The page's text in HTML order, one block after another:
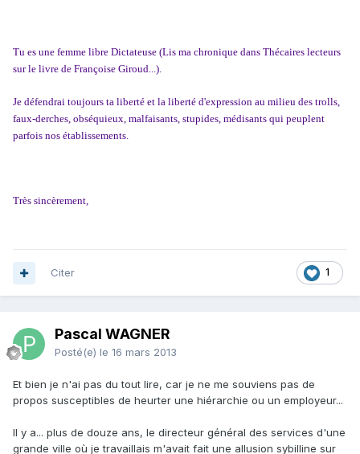
Tu es une femme libre Dictateuse (Lis ma chronique dans Thécaires lecteurs
sur le livre de Françoise Giroud...).
Je défendrai toujours ta liberté et la liberté d'expression au milieu des trolls,
faux-derches, obséquieux, malfaisants, stupides, médisants qui peuplent
parfois nos établissements.
Très sincèrement,
1
Citer
Pascal WAGNER
Posté(e) le 16 mars 2013
Et bien je n'ai pas du tout lire, car je ne me souviens pas de
propos susceptibles de heurter une hiérarchie ou un employeur...
Il y a... plus de douze ans, le directeur général des services d'une
grande ville où je travaillais m'avait fait une allusion sybilline sur